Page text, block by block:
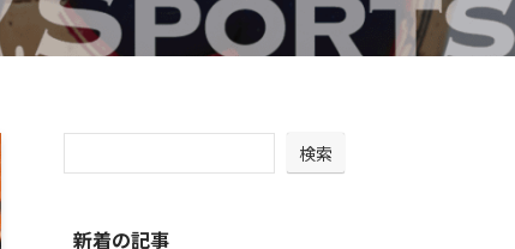
検索
新着の記事